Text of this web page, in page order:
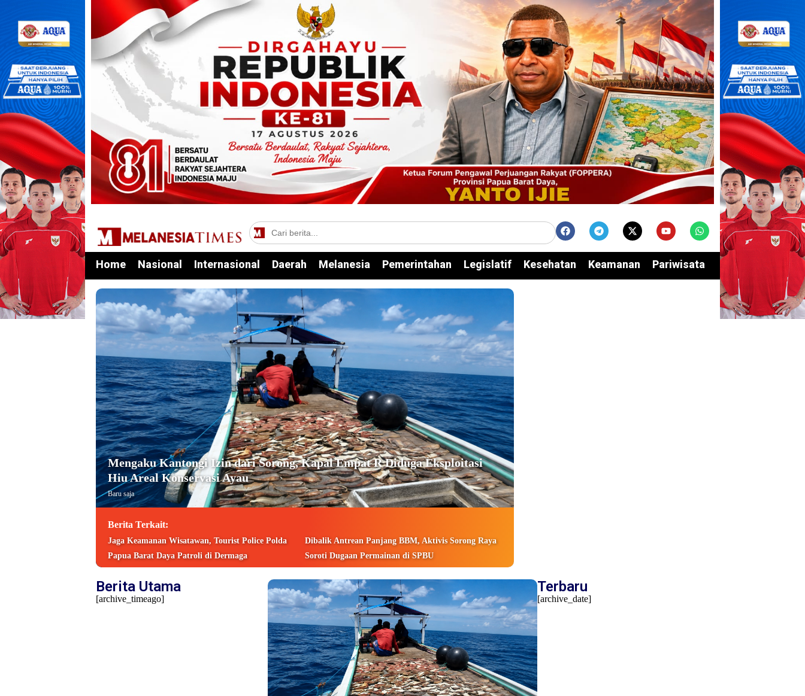
Home Nasional Internasional Daerah Melanesia Pemerintahan Legislatif Kesehatan Keamanan Pariwisata Edukasi
Mengaku Kantongi Izin dari Sorong, Kapal Empat R Diduga Eksploitasi
Hiu Areal Konservasi Ayau
Baru saja
Berita Terkait:
Jaga Keamanan Wisatawan, Tourist Police Polda
Papua Barat Daya Patroli di Dermaga
Dibalik Antrean Panjang BBM, Aktivis Sorong Raya
Soroti Dugaan Permainan di SPBU
Berita Utama
[archive_timeago]
Terbaru
[archive_date]